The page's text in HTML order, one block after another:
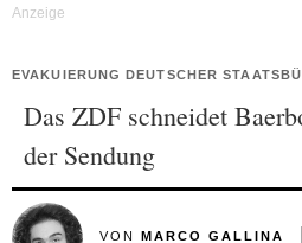
EVAKUIERUNG DEUTSCHER
Das ZDF schneidet
der Sendung
VON MARCO GALLINA